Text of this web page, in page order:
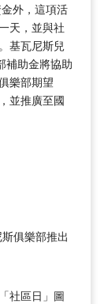
外，這項活
天，並與社
基瓦尼斯兒
補助金將協助
樂部期望
並推廣至國
俱樂部推出
社區日」圖